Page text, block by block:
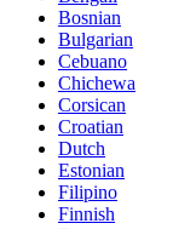
Bosnian
Bulgarian
Cebuano
Chichewa
Corsican
Croatian
Dutch
Estonian
Filipino
Finnish